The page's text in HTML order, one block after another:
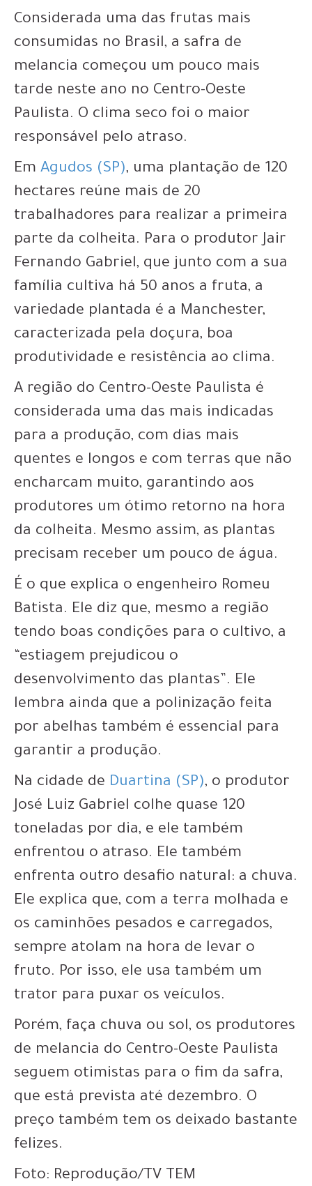
Considerada uma das frutas mais
consumidas no Brasil, a safra de
melancia começou um pouco mais
tarde neste ano no Centro-Oeste
Paulista. O clima seco foi o maior
responsável pelo atraso.
Em Agudos (SP), uma plantação de 120
hectares reúne mais de 20
trabalhadores para realizar a primeira
parte da colheita. Para o produtor Jair
Fernando Gabriel, que junto com a sua
família cultiva há 50 anos a fruta, a
variedade plantada é a Manchester,
caracterizada pela doçura, boa
produtividade e resistência ao clima.
A região do Centro-Oeste Paulista é
considerada uma das mais indicadas
para a produção, com dias mais
quentes e longos e com terras que não
encharcam muito, garantindo aos
produtores um ótimo retorno na hora
da colheita. Mesmo assim, as plantas
precisam receber um pouco de água.
É o que explica o engenheiro Romeu
Batista. Ele diz que, mesmo a região
tendo boas condições para o cultivo, a
“estiagem prejudicou o
desenvolvimento das plantas”. Ele
lembra ainda que a polinização feita
por abelhas também é essencial para
garantir a produção.
Na cidade de Duartina (SP), o produtor
José Luiz Gabriel colhe quase 120
toneladas por dia, e ele também
enfrentou o atraso. Ele também
enfrenta outro desafio natural: a chuva.
Ele explica que, com a terra molhada e
os caminhões pesados e carregados,
sempre atolam na hora de levar o
fruto. Por isso, ele usa também um
trator para puxar os veículos.
Porém, faça chuva ou sol, os produtores
de melancia do Centro-Oeste Paulista
seguem otimistas para o fim da safra,
que está prevista até dezembro. O
preço também tem os deixado bastante
felizes.
Foto: Reprodução/TV TEM